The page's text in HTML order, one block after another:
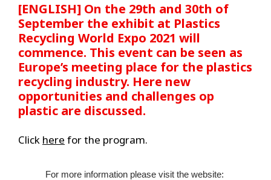
[ENGLISH] On the 29th and 30th of
September the exhibit at Plastics
Recycling World Expo 2021 will
commence. This event can be seen as
Europe’s meeting place for the plastics
recycling industry. Here new
opportunities and challenges op
plastic are discussed.
Click here for the program.